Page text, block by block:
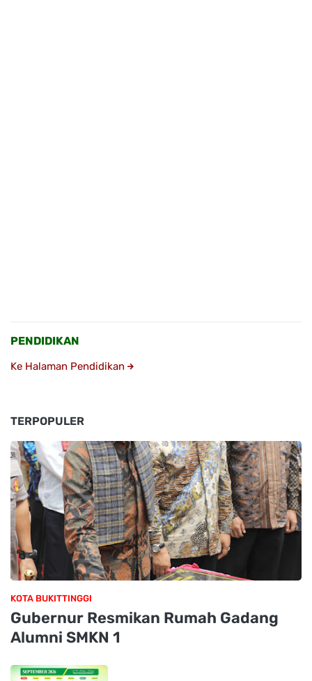
PENDIDIKAN
Ke Halaman Pendidikan
TERPOPULER
KOTA BUKITTINGGI
Gubernur Resmikan Rumah Gadang
Alumni SMKN 1